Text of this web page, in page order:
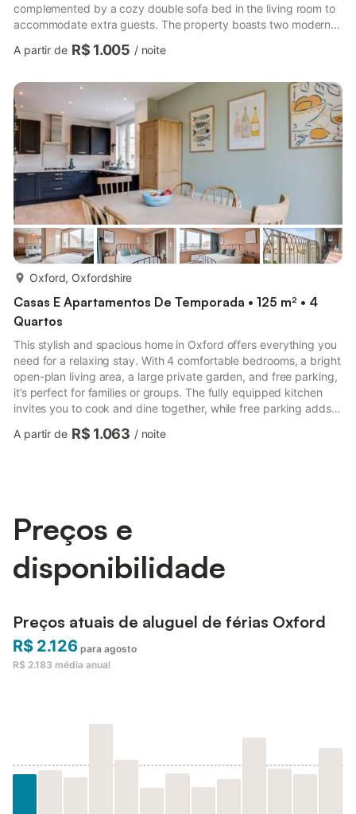
complemented by a cozy double sofa bed in the living room to
accommodate extra guests. The property boasts two modern
bathrooms, ensuring convenience for everyone. Enjoy the
private garden, ideal for relaxing after a day exploring Oxford
more hassle-free. Situated on the outskirts of Oxford, this home
offers a peaceful retreat while keeping you within easy reac...
A partir de R$ 1.005 / noite
Oxford, Oxfordshire
Casas E Apartamentos De Temporada • 125 m² • 4
Quartos
This stylish and spacious home in Oxford offers everything you
need for a relaxing stay. With 4 comfortable bedrooms, a bright
open-plan living area, a large private garden, and free parking,
it’s perfect for families or groups. The fully equipped kitchen
invites you to cook and dine together, while free parking adds
extra convenience. Located in a quiet neighbourhood with easy
access to the city centre, it’s the ideal base to explore Oxford
A partir de R$ 1.063 / noite
Preços e
disponibilidade
Preços atuais de aluguel de férias Oxford
R$ 2.126 para agosto
R$ 2.183 média anual